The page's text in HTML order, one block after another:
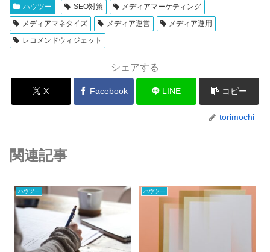
ハウツー SEO対策
メディアマーケティング
メディアマネタイズ
メディア運営
メディア運用
レコメンドウィジェット
シェアする
X Facebook LINE コピー
torimochi
関連記事
ハウツー ハウツー